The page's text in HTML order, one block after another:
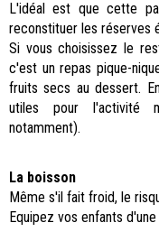
L'idéal est que cette
reconstituer les réserves
Si vous choisissez le
c'est un repas pique-
fruits secs au dessert.
utiles pour l'activité
notamment).
La boisson
Même s'il fait froid, le
Equipez vos enfants